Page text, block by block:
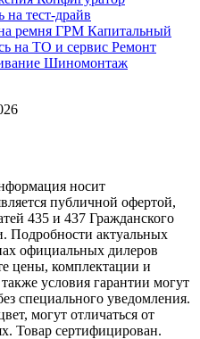
на тест-драйв
ремня ГРМ Капитальный
на ТО и сервис Ремонт
Шиномонтаж
носит
публичной офертой,
435 и 437 Гражданского
Подробности актуальных
официальных дилеров
цены, комплектации и
условия гарантии могут
специального уведомления.
могут отличаться от
Товар сертифицирован.